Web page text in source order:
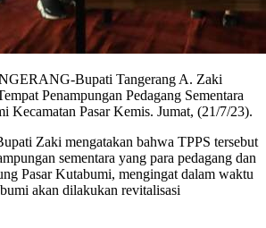
Bupati Tangerang A. Zaki
Penampungan Pedagang Sementara
Kecamatan Pasar Kemis. Jumat, (21/7/23).
Zaki mengatakan bahwa TPPS tersebut
sementara yang para pedagang dan
Pasar Kutabumi, mengingat dalam waktu
akan dilakukan revitalisasi